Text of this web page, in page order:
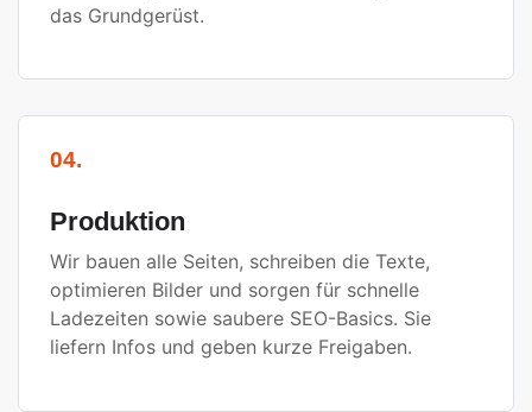
das Grundgerüst.
04.
Produktion
Wir bauen alle Seiten, schreiben die Texte,
optimieren Bilder und sorgen für schnelle
Ladezeiten sowie saubere SEO-Basics. Sie
liefern Infos und geben kurze Freigaben.